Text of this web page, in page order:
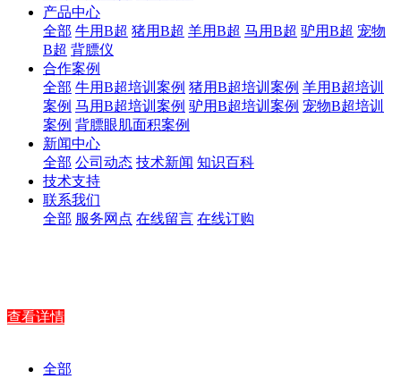
产品中心
全部 牛用B超 猪用B超 羊用B超 马用B超 驴用B超 宠物
B超 背膘仪
合作案例
全部 牛用B超培训案例 猪用B超培训案例 羊用B超培训
案例 马用B超培训案例 驴用B超培训案例 宠物B超培训
案例 背膘眼肌面积案例
新闻中心
全部 公司动态 技术新闻 知识百科
技术支持
联系我们
全部 服务网点 在线留言 在线订购
查看详情
全部